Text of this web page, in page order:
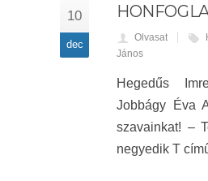
10
dec
Olvasat
János
Hegedűs
Jobbágy Éva
szavainkat! –
negyedik T